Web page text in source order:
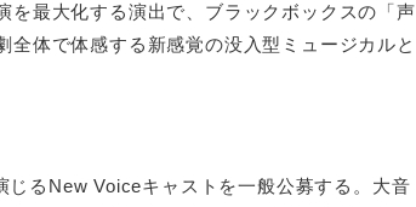
最大化する演出で、ブラックボックスの「声
体で体感する新感覚の没入型ミュージカルと
るNew Voiceキャストを一般公募する。大音